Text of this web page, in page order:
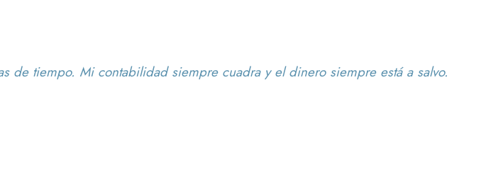
tiempo. Mi contabilidad siempre cuadra y el dinero siempre está a salvo.